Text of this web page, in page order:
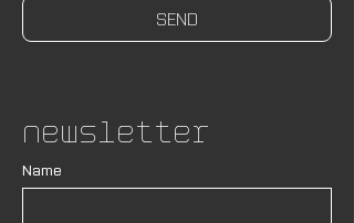
SEND
Newsletter
Name